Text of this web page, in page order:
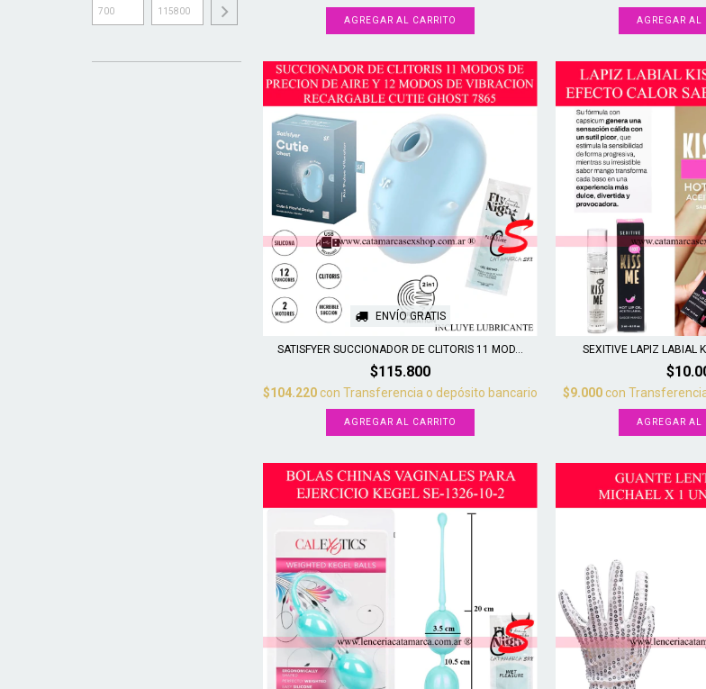
ENVÍO GRATIS
SATISFYER SUCCIONADOR DE CLITORIS 11 MOD...
$115.800
$104.220con Transferencia o depósito bancario
SEXITIVE LAPIZ LABIAL
$9.000con